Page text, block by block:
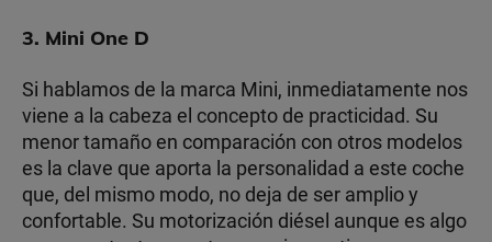
3. Mini One D
Si hablamos de la marca Mini, inmediatamente nos
viene a la cabeza el concepto de practicidad. Su
menor tamaño en comparación con otros modelos
es la clave que aporta la personalidad a este coche
que, del mismo modo, no deja de ser amplio y
confortable. Su motorización diésel aunque es algo